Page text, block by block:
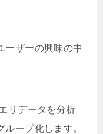
ーザーの興味の中
リデータを分析
ープ化します。